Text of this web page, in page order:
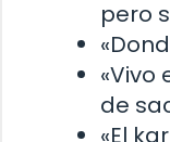
pero
«Vivo
de
«El